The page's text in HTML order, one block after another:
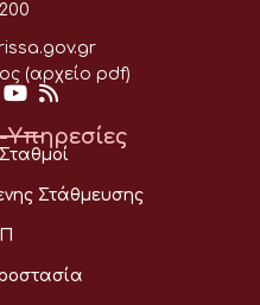
(αρχείο pdf)
Στάθμευσης